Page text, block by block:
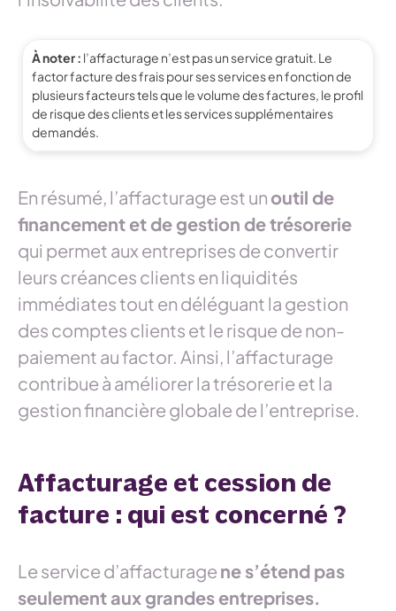
À noter : l’affacturage n’est pas un service gratuit. Le
factor facture des frais pour ses services en fonction de
plusieurs facteurs tels que le volume des factures, le profil
de risque des clients et les services supplémentaires
demandés.
En résumé, l’affacturage est un outil de
financement et de gestion de trésorerie
qui permet aux entreprises de convertir
leurs créances clients en liquidités
immédiates tout en déléguant la gestion
des comptes clients et le risque de non-
paiement au factor. Ainsi, l’affacturage
contribue à améliorer la trésorerie et la
gestion financière globale de l’entreprise.
Affacturage et cession de
facture : qui est concerné ?
Le service d’affacturage ne s’étend pas
seulement aux grandes entreprises.